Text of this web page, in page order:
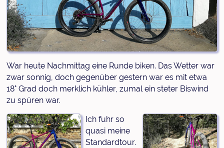
War heute Nachmittag eine Runde biken. Das Wetter war
zwar sonnig, doch gegenüber gestern war es mit etwa
18° Grad doch merklich kühler, zumal ein steter Biswind
zu spüren war.
Ich fuhr so
quasi meine
Standardtour.